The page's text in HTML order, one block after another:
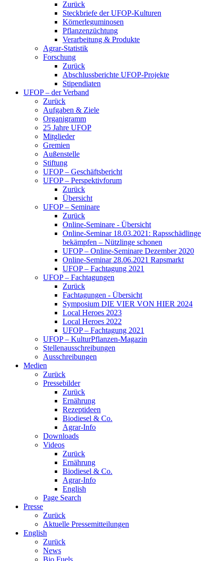
Zurück
Steckbriefe der UFOP-Kulturen
Körnerleguminosen
Pflanzenzüchtung
Verarbeitung & Produkte
Agrar-Statistik
Forschung
Zurück
Abschlussberichte UFOP-Projekte
Stipendiaten
UFOP – der Verband
Zurück
Aufgaben & Ziele
Organigramm
25 Jahre UFOP
Mitglieder
Gremien
Außenstelle
Stiftung
UFOP – Geschäftsbericht
UFOP – Perspektivforum
Zurück
Übersicht
UFOP – Seminare
Zurück
Online-Seminare - Übersicht
Online-Seminar 18.03.2021: Rapsschädlinge
bekämpfen – Nützlinge schonen
UFOP – Online-Seminare Dezember 2020
Online-Seminar 28.06.2021 Rapsmarkt
UFOP – Fachtagung 2021
UFOP – Fachtagungen
Zurück
Fachtagungen - Übersicht
Symposium DIE VIER VON HIER 2024
Local Heroes 2023
Local Heroes 2022
UFOP – Fachtagung 2021
UFOP – KulturPflanzen-Magazin
Stellenausschreibungen
Ausschreibungen
Medien
Zurück
Pressebilder
Zurück
Ernährung
Rezeptideen
Biodiesel & Co.
Agrar-Info
Downloads
Videos
Zurück
Ernährung
Biodiesel & Co.
Agrar-Info
English
Page Search
Presse
Zurück
Aktuelle Pressemitteilungen
English
Zurück
News
Bio Fuels